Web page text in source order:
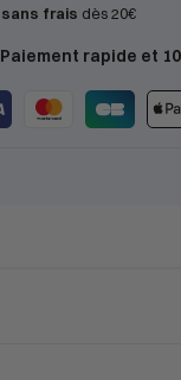
sans frais dès 20€
Paiement rapide et